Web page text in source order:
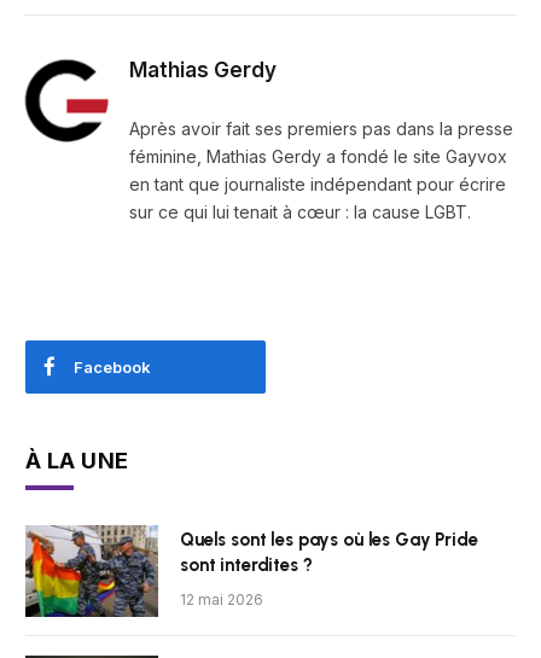
Mathias Gerdy
Après avoir fait ses premiers pas dans la presse
féminine, Mathias Gerdy a fondé le site Gayvox
en tant que journaliste indépendant pour écrire
sur ce qui lui tenait à cœur : la cause LGBT.
Facebook
À LA UNE
Quels sont les pays où les Gay Pride
sont interdites ?
12 mai 2026